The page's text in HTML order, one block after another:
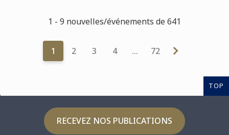
1 - 9 nouvelles/événements de 641
1 2 3 4 … 72
TOP
RECEVEZ NOS PUBLICATIONS